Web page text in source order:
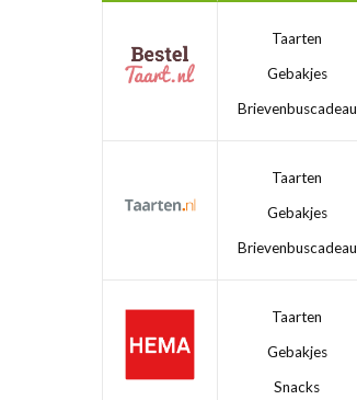
Taarten
Gebakjes
Brievenbuscadeau
Taarten
Gebakjes
Brievenbuscadeau
Taarten
Gebakjes
Snacks